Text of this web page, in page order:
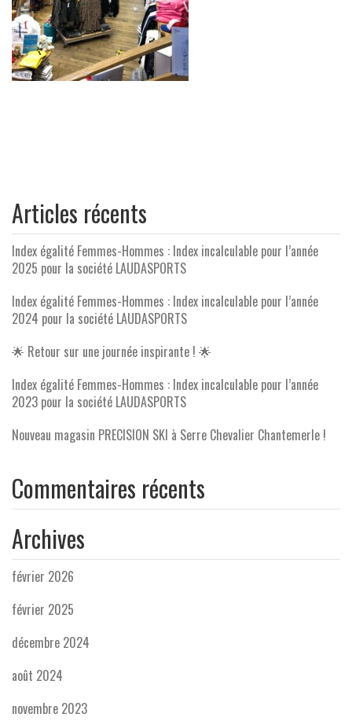
Articles récents
Index égalité Femmes-Hommes : Index incalculable pour l’année
2025 pour la société LAUDASPORTS
Index égalité Femmes-Hommes : Index incalculable pour l’année
2024 pour la société LAUDASPORTS
🌟 Retour sur une journée inspirante ! 🌟
Index égalité Femmes-Hommes : Index incalculable pour l’année
2023 pour la société LAUDASPORTS
Nouveau magasin PRECISION SKI à Serre Chevalier Chantemerle !
Commentaires récents
Archives
février 2026
février 2025
décembre 2024
août 2024
novembre 2023